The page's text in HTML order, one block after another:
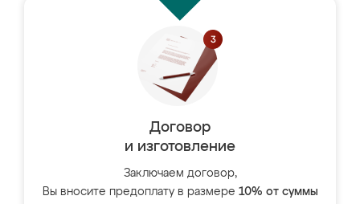
Договор
и изготовление
Заключаем договор,
Вы вносите предоплату в размере 10% от суммы